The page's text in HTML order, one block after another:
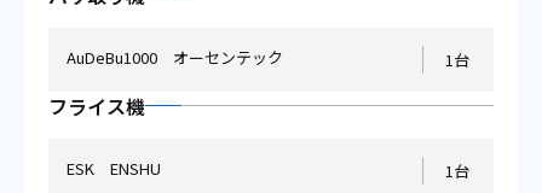
AuDeBu1000 オーセンテック 1台
フライス機
ESK ENSHU 1台